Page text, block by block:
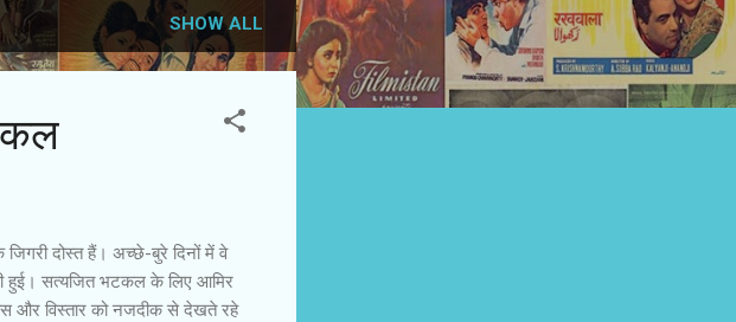
SHOW ALL
दोस्त हैं। अच्छे-बुरे दिनों में वे
हुई। सत्यजित भटकल के लिए आमिर
और विस्तार को नजदीक से देखते रहे